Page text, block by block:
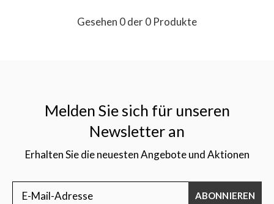
Gesehen 0 der 0 Produkte
Melden Sie sich für unseren
Newsletter an
Erhalten Sie die neuesten Angebote und Aktionen
ABONNIEREN